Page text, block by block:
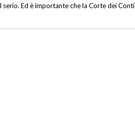
Ed è importante che la Corte dei Conti